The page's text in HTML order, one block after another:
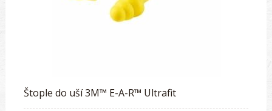
Štople do uší 3M™ E-A-R™ Ultrafit